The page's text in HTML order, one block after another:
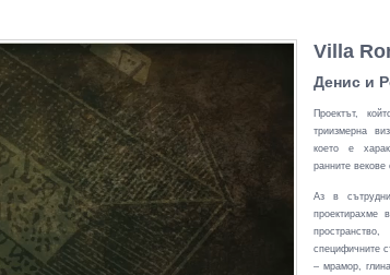
Villa
Денис и
Проектът,
триизмерна
което е
ранните векове
Аз в
проектирахме
специфичните
– мрамор,